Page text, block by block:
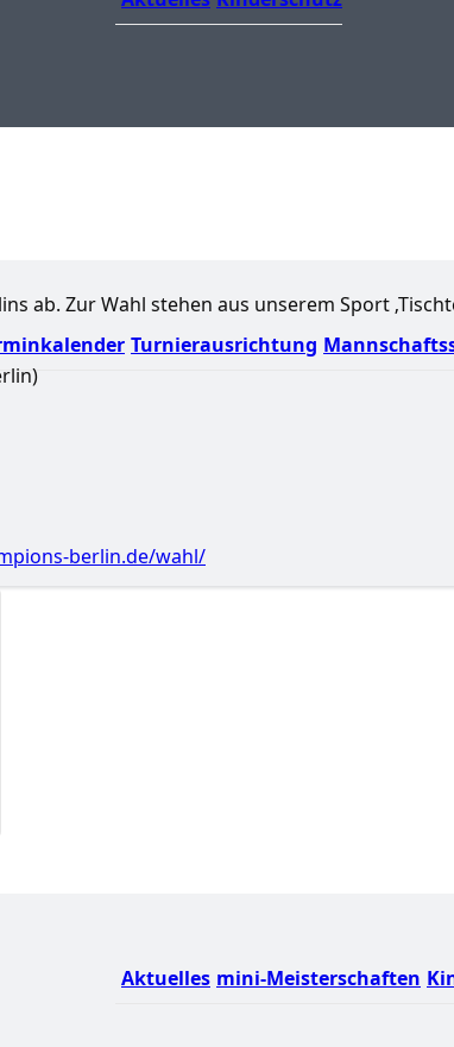
Turnierausrichtung
Aktuelles mini-Meisterschaften
ab. Zur Wahl stehen aus unserem Sport
berlin.de/wahl/